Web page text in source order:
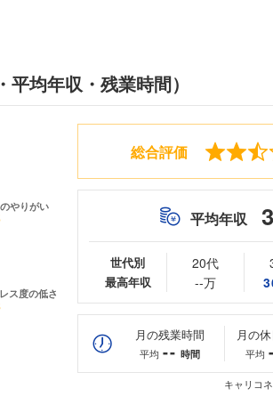
均年収・残業時間）
総合評価
平均年収
世代別
最高年収
20代
--万
月の残業時間
平均 -- 時間
月の
平均
キャリコ